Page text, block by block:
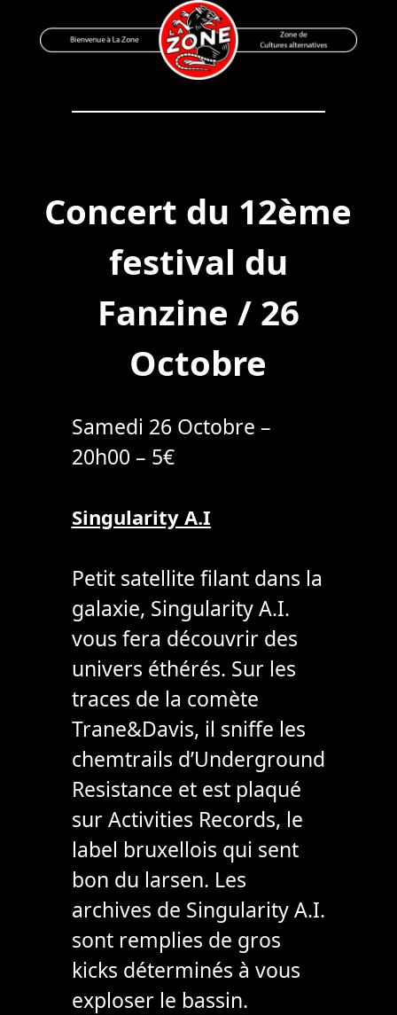
to
Bienvenue à La Zone
Zone de Cultures Alternatives
Concert du 12ème
festival du
Fanzine / 26
Octobre
Samedi 26 Octobre –
20h00 – 5€
Singularity A.I
Petit satellite filant dans la
galaxie, Singularity A.I.
vous fera découvrir des
univers éthérés. Sur les
traces de la comète
Trane&Davis, il sniffe les
chemtrails d’Underground
Resistance et est plaqué
sur Activities Records, le
label bruxellois qui sent
bon du larsen. Les
archives de Singularity A.I.
sont remplies de gros
kicks déterminés à vous
exploser le bassin.